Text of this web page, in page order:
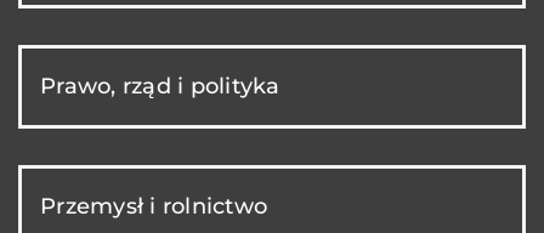
Prawo, rząd i polityka
Przemysł i rolnictwo